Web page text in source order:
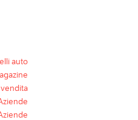
auto